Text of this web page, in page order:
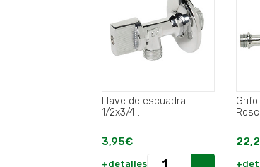
Llave de escuadra
1/2x3/4 .
3,95€
+detalles